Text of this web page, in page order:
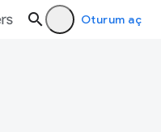
Oturum aç